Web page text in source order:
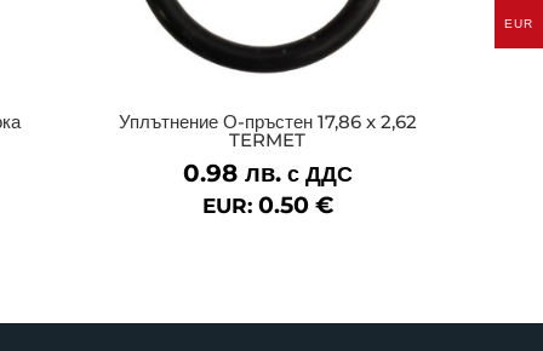
Уплътнение О-пръстен 17,86 x 2,62
TERMET
0.98 лв. с ДДС
EUR: 0.50 €
EUR